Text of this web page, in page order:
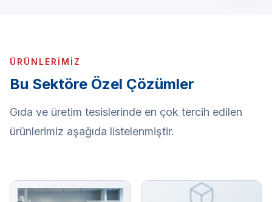
ÜRÜNLERIMIZ
Bu Sektöre Özel Çözümler
Gıda ve üretim tesislerinde en çok tercih edilen
ürünlerimiz aşağıda listelenmiştir.